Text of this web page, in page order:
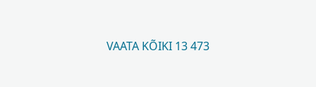
VAATA KÕIKI 13 473